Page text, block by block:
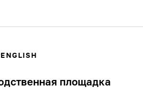
ENGLISH
площадка